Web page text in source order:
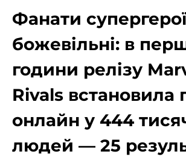
Фанати
божевільні: в
години релізу
Rivals встановила
онлайн у 444
людей — 25